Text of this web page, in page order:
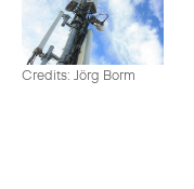
Credits: Jörg Borm